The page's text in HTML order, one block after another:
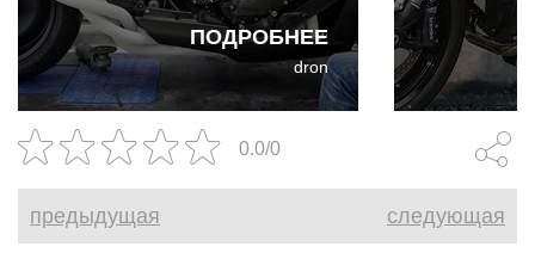
ПОДРОБНЕЕ
снабдили 1800-кубовым
шестицилиндровым
двигателем. Дизайнеры BMW
Motorrad явно решили
оторваться по полной, и это
чувствуется в каждой линии.
dron
12 стал
nineT,
породили
0.0/0
предыдущая следующая